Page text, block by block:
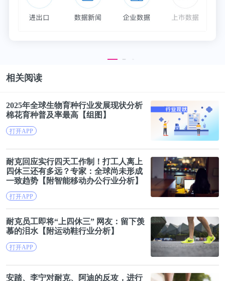
相关阅读
2025年全球生物育种行业发展现状分析
棉花育种普及率最高【组图】
打开APP
耐克回应实行四天工作制！打工人离上
四休三还有多远？专家：全球尚未形成
一致趋势【附智能移动办公行业分析】
打开APP
耐克员工即将“上四休三” 网友：留下羡
慕的泪水【附运动鞋行业分析】
打开APP
安踏、李宁对耐克、阿迪的反攻，进行